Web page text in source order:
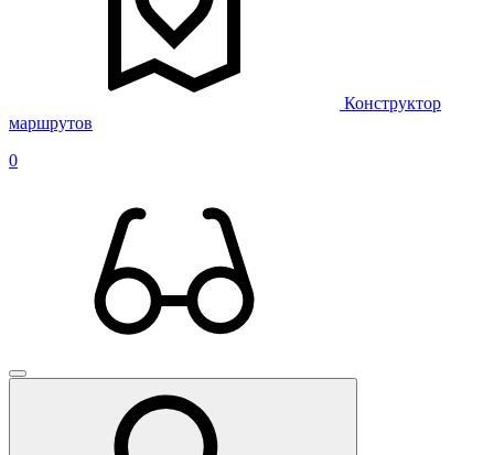
Конструктор
маршрутов
0